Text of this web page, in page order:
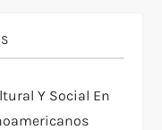
Y Social En